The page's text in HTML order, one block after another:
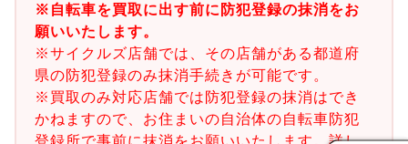
※自転車を買取に出す前に防犯登録の抹消をお
願いいたします。
※サイクルズ店舗では、その店舗がある都道府
県の防犯登録のみ抹消手続きが可能です。
※買取のみ対応店舗では防犯登録の抹消はでき
かねますので、お住まいの自治体の自転車防犯
登録所で事前に抹消をお願いいたします。詳し